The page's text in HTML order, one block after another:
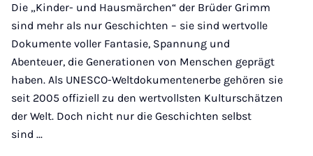
Die „Kinder- und Hausmärchen“ der Brüder Grimm
sind mehr als nur Geschichten – sie sind wertvolle
Dokumente voller Fantasie, Spannung und
Abenteuer, die Generationen von Menschen geprägt
haben. Als UNESCO-Weltdokumentenerbe gehören sie
seit 2005 offiziell zu den wertvollsten Kulturschätzen
der Welt. Doch nicht nur die Geschichten selbst
sind ...